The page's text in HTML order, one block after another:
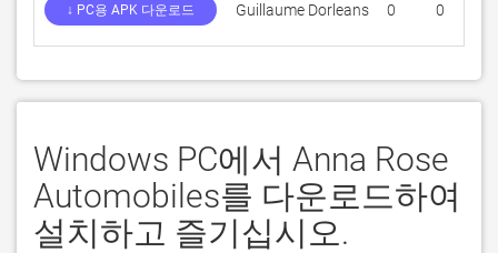
↓ PC용 APK 다운로드 Guillaume Dorleans 0 0
Windows PC에서 Anna Rose
Automobiles를 다운로드하여
설치하고 즐기십시오.